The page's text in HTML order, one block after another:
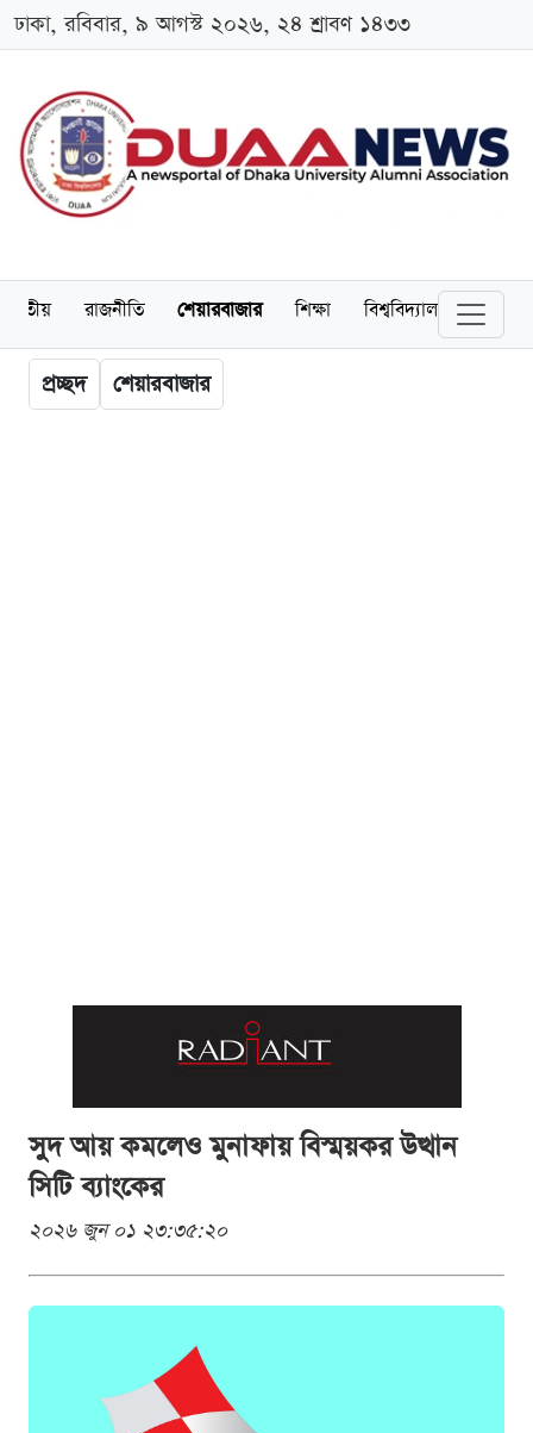
ঢাকা, রবিবার, ৯ আগস্ট ২০২৬, ২৪ শ্রাবণ ১৪৩৩
জাতীয় রাজনীতি শেয়ারবাজার শিক্ষা বিশ্ববিদ্যালয়
প্রচ্ছদ শেয়ারবাজার
সুদ আয় কমলেও মুনাফায় বিস্ময়কর উত্থান
সিটি ব্যাংকের
২০২৬ জুন ০১ ২৩:৩৫:২০